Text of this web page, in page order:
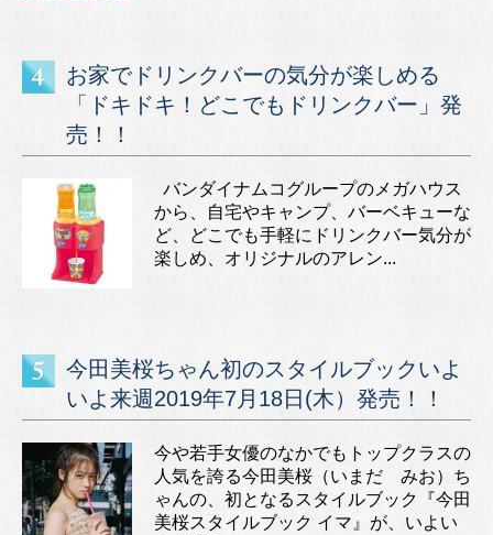
お家でドリンクバーの気分が楽しめる
「ドキドキ！どこでもドリンクバー」発
売！！
バンダイナムコグループのメガハウス
から、自宅やキャンプ、バーベキューな
ど、どこでも手軽にドリンクバー気分が
楽しめ、オリジナルのアレン...
今田美桜ちゃん初のスタイルブックいよ
いよ来週2019年7月18日(木）発売！！
今や若手女優のなかでもトップクラスの
人気を誇る今田美桜（いまだ みお）ち
ゃんの、初となるスタイルブック『今田
美桜スタイルブック イマ』が、いよい